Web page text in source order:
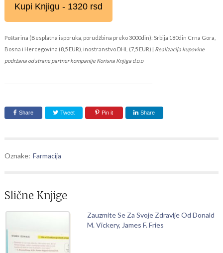
Kupi Knjigu - 1320 rsd
Poštarina (Besplatna isporuka, porudžbina preko 3000din): Srbija 180din Crna Gora,
Bosna i Hercegovina (8,5 EUR), inostranstvo DHL (7,5 EUR) | Realizacija kupovine
podržana od strane partner kompanije Korisna Knjiga d.o.o
Share Tweet Pin it Share
Oznake: Farmacija
Slične Knjige
Zauzmite Se Za Svoje Zdravlje Od Donald
M. Vickery, James F. Fries